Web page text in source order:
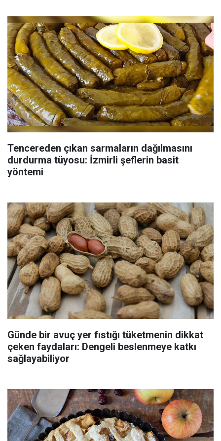
Tencereden çıkan sarmaların dağılmasını
durdurma tüyosu: İzmirli şeflerin basit
yöntemi
Günde bir avuç yer fıstığı tüketmenin dikkat
çeken faydaları: Dengeli beslenmeye katkı
sağlayabiliyor